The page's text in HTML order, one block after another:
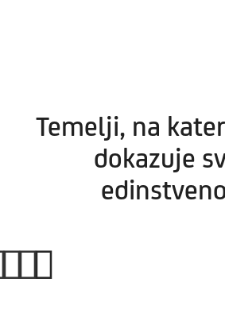
Temelji, na
dokazuje